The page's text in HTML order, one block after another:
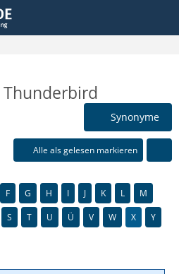
Synonyme
Alle als gelesen markieren
F G H I J K L
M
S T U Ü V W X
Y